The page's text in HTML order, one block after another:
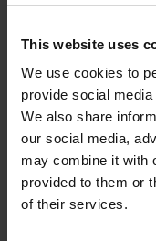
This website uses
We use cookies to
provide social
We also share
our social media,
may combine it with
provided to them or
of their services.
PR HOME
Wells 50cm bordslampa
764 kr